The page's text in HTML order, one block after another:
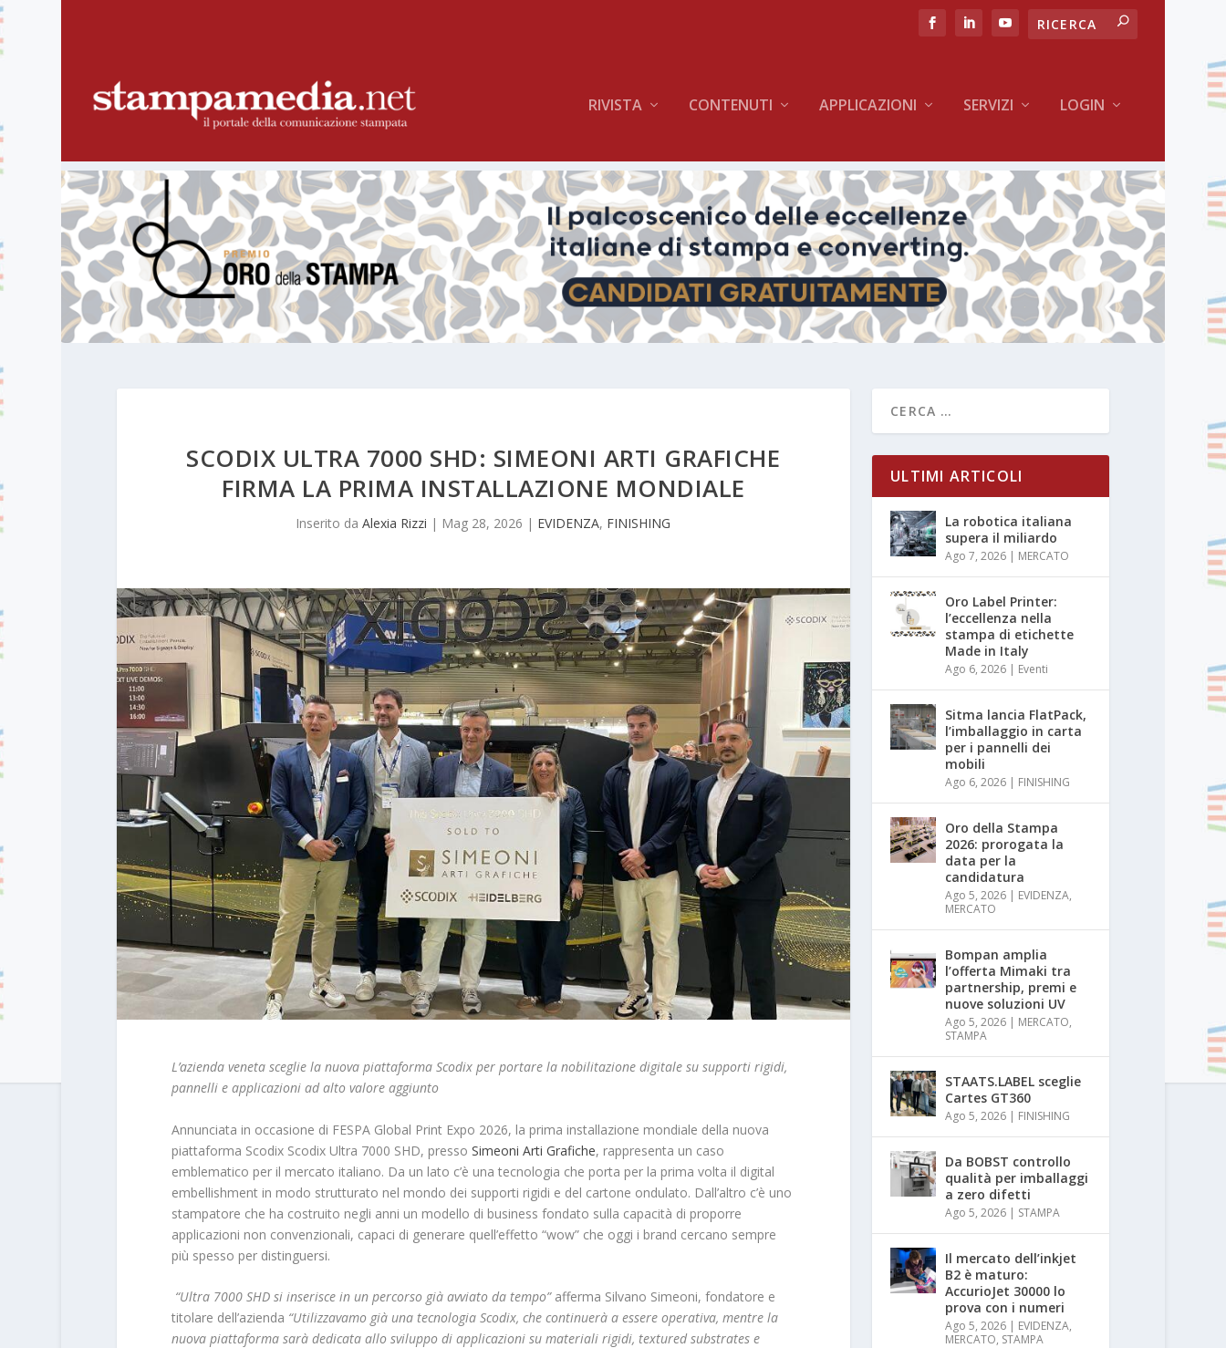
RIVISTA CONTENUTI APPLICAZIONI SERVIZI LOGIN
SCODIX ULTRA 7000 SHD: SIMEONI ARTI GRAFICHE
FIRMA LA PRIMA INSTALLAZIONE MONDIALE
Inserito daAlexia Rizzi | Mag 28, 2026 | EVIDENZA, FINISHING
L’azienda veneta sceglie la nuova piattaforma Scodix per portare la nobilitazione digitale su supporti rigidi,
pannelli e applicazioni ad alto valore aggiunto
Annunciata in occasione di FESPA Global Print Expo 2026, la prima installazione mondiale della nuova
piattaforma Scodix Scodix Ultra 7000 SHD, presso Simeoni Arti Grafiche, rappresenta un caso
emblematico per il mercato italiano. Da un lato c’è una tecnologia che porta per la prima volta il digital
embellishment in modo strutturato nel mondo dei supporti rigidi e del cartone ondulato. Dall’altro c’è uno
stampatore che ha costruito negli anni un modello di business fondato sulla capacità di proporre
applicazioni non convenzionali, capaci di generare quell’effetto “wow” che oggi i brand cercano sempre
più spesso per distinguersi.
“Ultra 7000 SHD si inserisce in un percorso già avviato da tempo”afferma Silvano Simeoni, fondatore e
titolare dell’azienda “Utilizzavamo già una tecnologia Scodix, che continuerà a essere operativa, mentre la
nuova piattaforma sarà dedicata allo sviluppo di applicazioni su materiali rigidi, textured substrates e
ULTIMI ARTICOLI
La robotica italiana
supera il miliardo
Ago 7, 2026 | MERCATO
Oro Label Printer:
l’eccellenza nella
stampa di etichette
Made in Italy
Ago 6, 2026 | Eventi
Sitma lancia FlatPack,
l’imballaggio in carta
per i pannelli dei
mobili
Ago 6, 2026 | FINISHING
Oro della Stampa
2026: prorogata la
data per la
candidatura
Ago 5, 2026 | EVIDENZA,
MERCATO
Bompan amplia
l’offerta Mimaki tra
partnership, premi e
nuove soluzioni UV
Ago 5, 2026 | MERCATO,
STAMPA
STAATS.LABEL sceglie
Cartes GT360
Ago 5, 2026 | FINISHING
Da BOBST controllo
qualità per imballaggi
a zero difetti
Ago 5, 2026 | STAMPA
Il mercato dell’inkjet
B2 è maturo:
AccurioJet 30000 lo
prova con i numeri
Ago 5, 2026 | EVIDENZA,
MERCATO, STAMPA